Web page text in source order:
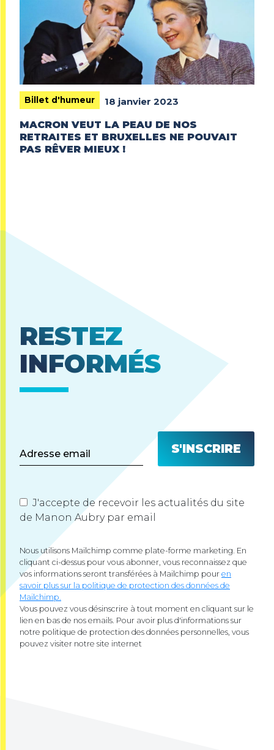
Billet d'humeur
18 janvier 2023
MACRON VEUT LA PEAU DE NOS
RETRAITES ET BRUXELLES NE POUVAIT
PAS RÊVER MIEUX !
RESTEZ
INFORMÉS
J'accepte de recevoir les actualités du site
de Manon Aubry par email
Nous utilisons Mailchimp comme plate-forme marketing. En
cliquant ci-dessus pour vous abonner, vous reconnaissez que
vos informations seront transférées à Mailchimp pour en
savoir plus sur la politique de protection des données de
Mailchimp.
Vous pouvez vous désinscrire à tout moment en cliquant sur le
lien en bas de nos emails. Pour avoir plus d'informations sur
notre politique de protection des données personnelles, vous
pouvez visiter notre site internet